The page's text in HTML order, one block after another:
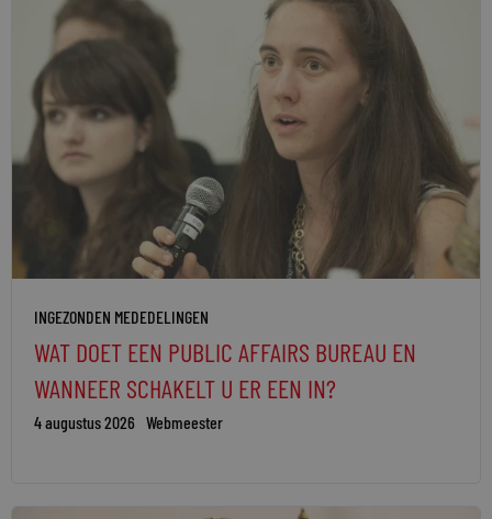
INGEZONDEN MEDEDELINGEN
WAT DOET EEN PUBLIC AFFAIRS BUREAU EN
WANNEER SCHAKELT U ER EEN IN?
4 augustus 2026 Webmeester